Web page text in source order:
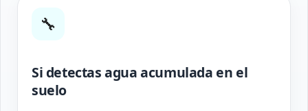
🔧
Si detectas agua acumulada en el
suelo